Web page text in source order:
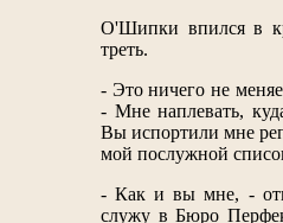
О'Шипки впился в
треть.
- Это ничего не
- Мне наплевать,
Вы испортили мне
мой послужной
- Как и вы мне, -
служу в Бюро